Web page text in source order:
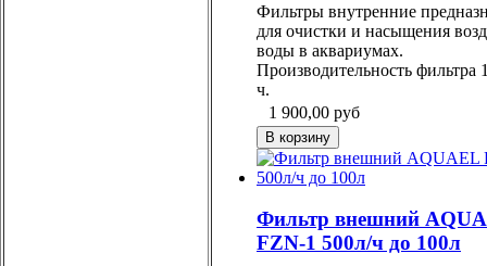
Фильтры внутренние
для очистки и насыщения
воды в аквариумах.
Производительность фильтра
ч.
1 900,00 руб
Фильтр внешний
FZN-1 500л/ч до 100л